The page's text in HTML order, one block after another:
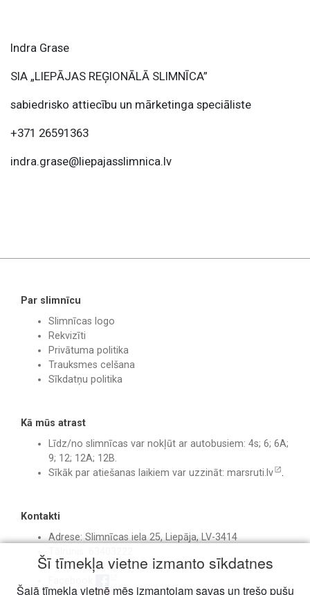
Indra Grase
SIA „LIEPĀJAS REĢIONĀLĀ SLIMNĪCA”
sabiedrisko attiecību un mārketinga speciāliste
+371 26591363
indra.grase@liepajasslimnica.lv
Par slimnīcu
Slimnīcas logo
Rekvizīti
Privātuma politika
Trauksmes celšana
Sīkdatņu politika
Kā mūs atrast
Līdz/no slimnīcas var nokļūt ar autobusiem: 4s; 6; 6A;
9; 12; 12A; 12B.
Sīkāk par atiešanas laikiem var uzzināt: marsruti.lv .
Kontakti
Adrese: Slimnīcas iela 25, Liepāja, LV-3414
E-pasts:birojs@liepajasslimnica.lv
Šī tīmekļa vietne izmanto sīkdatnes
Šajā tīmekļa vietnē mēs izmantojam savas un trešo pušu